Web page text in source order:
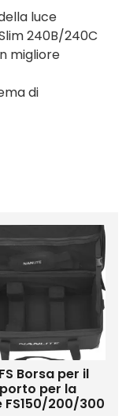
luce
240B/240C
migliore
di
Borsa per il
per la
FS150/200/300